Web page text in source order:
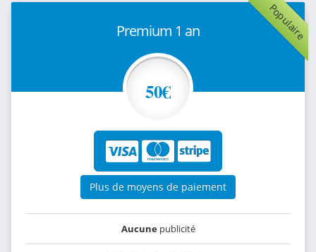
Populaire
Premium 1 an
50€
Plus de moyens de paiement
Aucunepublicité